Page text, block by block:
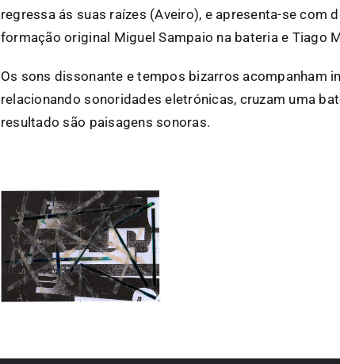
regressa ás suas raízes (Aveiro), e apresenta-se com
formação original Miguel Sampaio na bateria e Tiago
Os sons dissonante e tempos bizarros acompanham
relacionando sonoridades eletrónicas, cruzam uma
resultado são paisagens sonoras.